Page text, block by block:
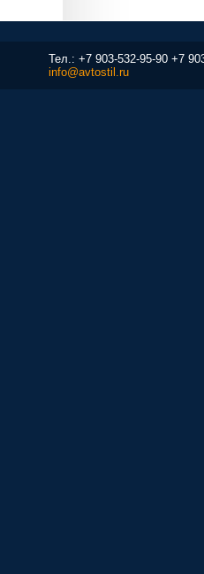
Тел.: +7 903-532-95-90 +7
info@avtostil.ru